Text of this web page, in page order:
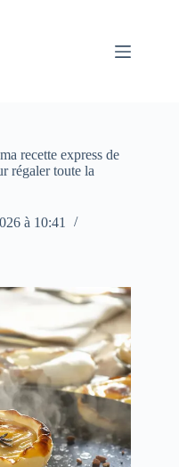
recette express de
régaler toute la
à 10:41